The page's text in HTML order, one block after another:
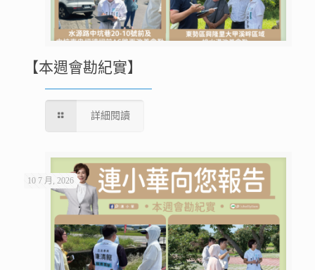
【本週會勘紀實】
詳細閱讀
10 7 月, 2026